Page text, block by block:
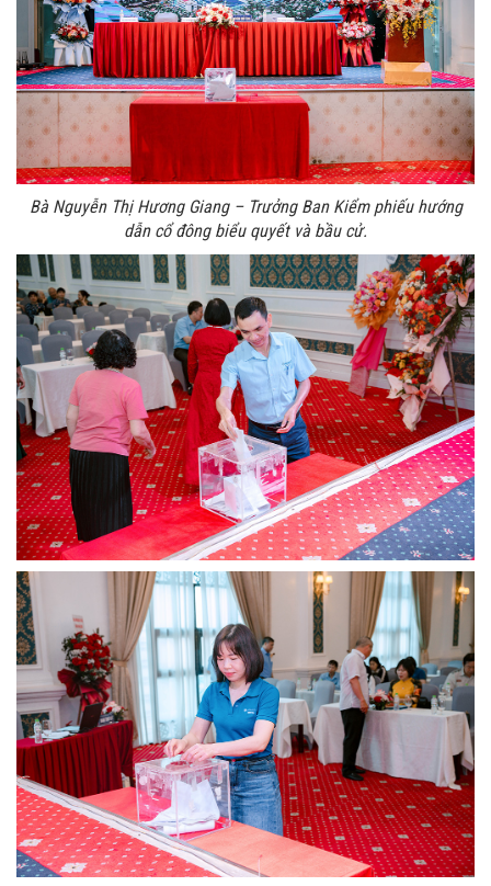
Bà Nguyễn Thị Hương Giang – Trưởng Ban Kiểm phiếu hướng
dẫn cổ đông biểu quyết và bầu cử.